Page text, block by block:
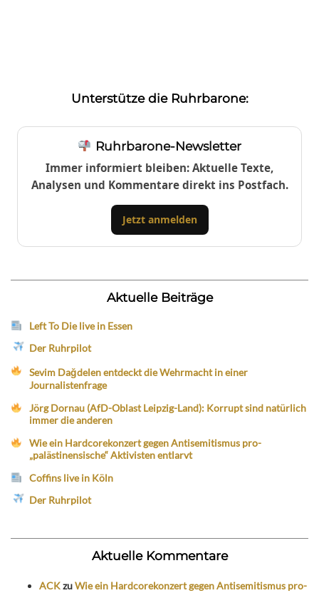
Unterstütze die Ruhrbarone:
Ruhrbarone-Newsletter
Immer informiert bleiben: Aktuelle Texte,
Analysen und Kommentare direkt ins Postfach.
Jetzt anmelden
Aktuelle Beiträge
Left To Die live in Essen
Der Ruhrpilot
Sevim Dağdelen entdeckt die Wehrmacht in einer
Journalistenfrage
Jörg Dornau (AfD-Oblast Leipzig-Land): Korrupt sind natürlich
immer die anderen
Wie ein Hardcorekonzert gegen Antisemitismus pro-
„palästinensische“ Aktivisten entlarvt
Coffins live in Köln
Der Ruhrpilot
Aktuelle Kommentare
ACKzuWie ein Hardcorekonzert gegen Antisemitismus pro-